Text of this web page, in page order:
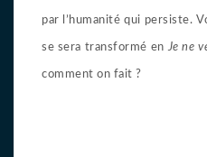
par l’humanité qui persiste.
se sera transformé enJe ne
comment on fait ?